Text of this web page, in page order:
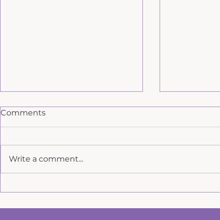
разбиране и вътрешно
Comments
Write a comment...